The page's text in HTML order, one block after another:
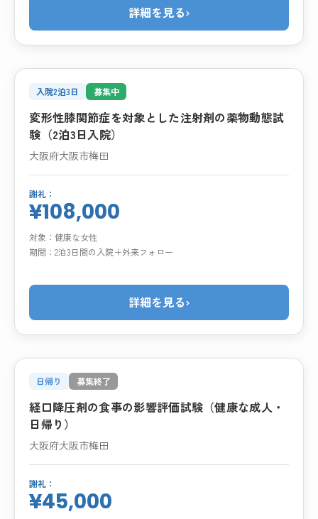
詳細を見る›
入院2泊3日 募集中
変形性膝関節症を対象とした注射剤の薬物動態試
験（2泊3日入院）
大阪府大阪市梅田
謝礼：
¥108,000
対象：健康な女性
期間：2泊3日間の入院＋外来フォロー
詳細を見る›
日帰り 募集終了
経口降圧剤の食事の影響評価試験（健康な成人・
日帰り）
大阪府大阪市梅田
謝礼：
¥45,000